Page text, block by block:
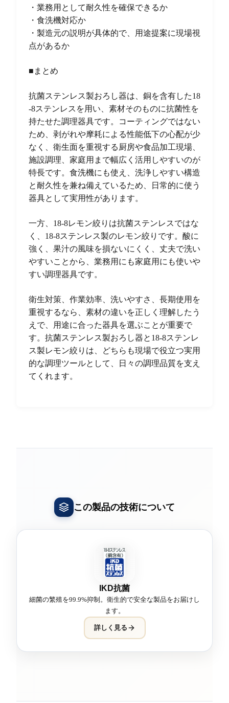
・業務用として耐久性を確保できるか
・食洗機対応か
・製造元の説明が具体的で、用途提案に現場視
点があるか
■まとめ
抗菌ステンレス製おろし器は、銅を含有した18
-8ステンレスを用い、素材そのものに抗菌性を
持たせた調理器具です。コーティングではない
ため、剥がれや摩耗による性能低下の心配が少
なく、衛生面を重視する厨房や食品加工現場、
施設調理、家庭用まで幅広く活用しやすいのが
特長です。食洗機にも使え、洗浄しやすい構造
と耐久性を兼ね備えているため、日常的に使う
器具として実用性があります。
一方、18-8レモン絞りは抗菌ステンレスではな
く、18-8ステンレス製のレモン絞りです。酸に
強く、果汁の風味を損ないにくく、丈夫で洗い
やすいことから、業務用にも家庭用にも使いや
すい調理器具です。
衛生対策、作業効率、洗いやすさ、長期使用を
重視するなら、素材の違いを正しく理解したう
えで、用途に合った器具を選ぶことが重要で
す。抗菌ステンレス製おろし器と18-8ステンレ
ス製レモン絞りは、どちらも現場で役立つ実用
的な調理ツールとして、日々の調理品質を支え
てくれます。
この製品の技術について
IKD抗菌
細菌の繁殖を99.9%抑制。衛生的で安全な製品をお届けし
ます。
詳しく見る